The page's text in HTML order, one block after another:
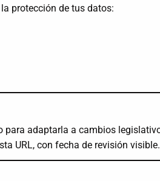
protección de tus datos:
adaptarla a cambios
URL, con fecha de revisión visible.